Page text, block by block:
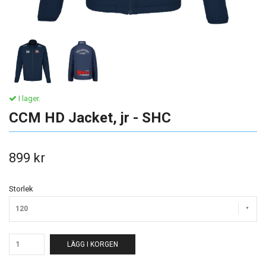
I lager.
CCM HD Jacket, jr - SHC
899 kr
Storlek
120
LÄGG I KORGEN